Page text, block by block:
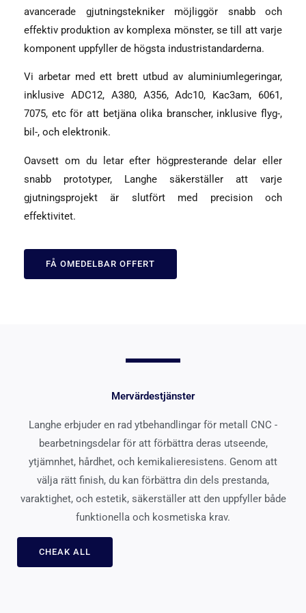
avancerade gjutningstekniker möjliggör snabb och
effektiv produktion av komplexa mönster, se till att varje
komponent uppfyller de högsta industristandarderna.
Vi arbetar med ett brett utbud av aluminiumlegeringar,
inklusive ADC12, A380, A356, Adc10‌, Kac3am, 6061,
7075, etc för att betjäna olika branscher, inklusive flyg-,
bil-, och elektronik.
Oavsett om du letar efter högpresterande delar eller
snabb prototyper, Langhe säkerställer att varje
gjutningsprojekt är slutfört med precision och
effektivitet.
FÅ OMEDELBAR OFFERT
Mervärdestjänster
Langhe erbjuder en rad ytbehandlingar för metall CNC -
bearbetningsdelar för att förbättra deras utseende,
ytjämnhet, hårdhet, och kemikalieresistens. Genom att
välja rätt finish, du kan förbättra din dels prestanda,
varaktighet, och estetik, säkerställer att den uppfyller både
funktionella och kosmetiska krav.
CHEAK ALL